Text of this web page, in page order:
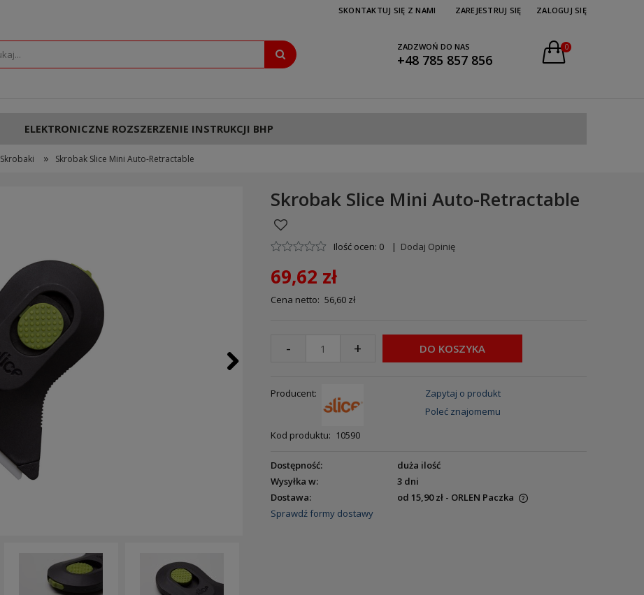
ZAREJESTRUJ SIĘ ZALOGUJ SIĘ
SKONTAKTUJ SIĘ Z NAMI
ZADZWOŃ DO NAS
+48 785 857 856
0
ELEKTRONICZNE ROZSZERZENIE INSTRUKCJI BHP
Skrobaki » Skrobak Slice Mini Auto-Retractable
Skrobak Slice Mini Auto-Retractable
Ilość ocen: 0 | Dodaj Opinię
69,62 zł
Cena netto: 56,60 zł
- + DO KOSZYKA
Producent:
Kod produktu: 10590
Zapytaj o produkt
Poleć znajomemu
Dostępność:
duża ilość
Wysyłka w:
3 dni
Dostawa:
od 15,90 zł - ORLEN Paczka
Sprawdź formy dostawy